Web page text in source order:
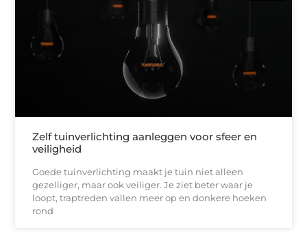
Zelf tuinverlichting aanleggen voor sfeer en
veiligheid
Goede tuinverlichting maakt je tuin niet alleen
gezelliger, maar ook veiliger. Je ziet beter waar je
loopt, traptreden vallen meer op en donkere hoeken
rond